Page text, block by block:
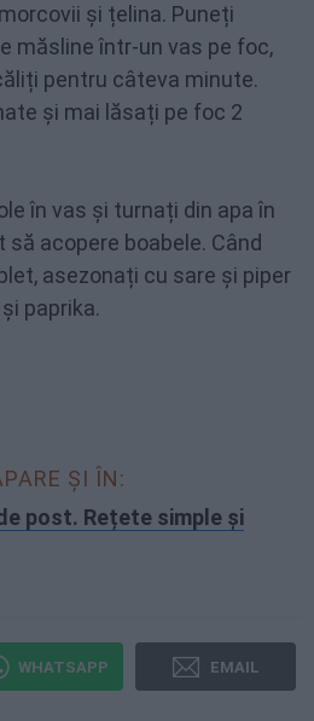
și țelina. Puneți
măsline într-un vas pe foc,
pentru câteva minute.
și mai lăsați pe foc 2
în vas și turnați din apa în
acopere boabele. Când
asezonați cu sare și piper
paprika.
ȘI ÎN:
post. Rețete simple și
WHATSAPP EMAIL